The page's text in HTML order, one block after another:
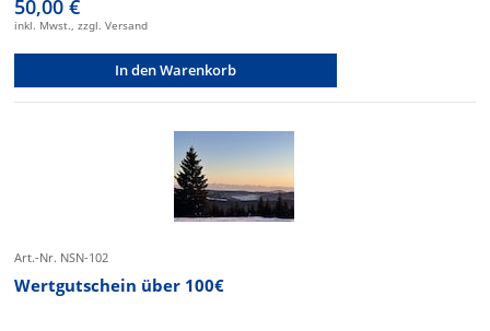
50,00 €
inkl. Mwst., zzgl. Versand
In den Warenkorb
Art.-Nr. NSN-102
Wertgutschein über 100€